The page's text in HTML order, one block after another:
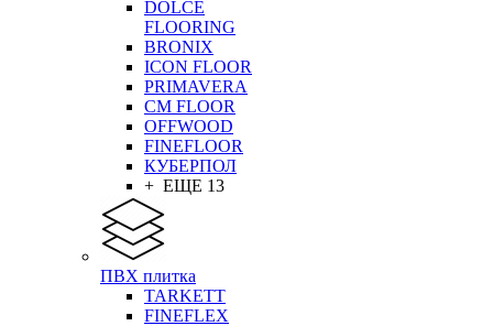
DOLCE
FLOORING
BRONIX
ICON FLOOR
PRIMAVERA
CM FLOOR
OFFWOOD
FINEFLOOR
КУБЕРПОЛ
+ ЕЩЕ 13
ПВХ плитка
TARKETT
FINEFLEX